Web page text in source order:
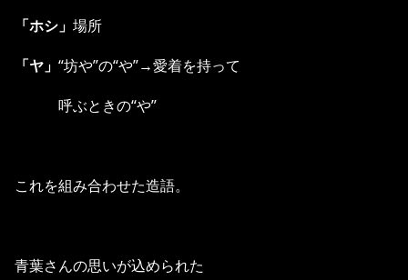
「ホシ」 場所
「ヤ」 “坊や”の“や”→愛着を持って
呼ぶときの“や”
これを組み合わせた造語。
青葉さんの思いが込められた